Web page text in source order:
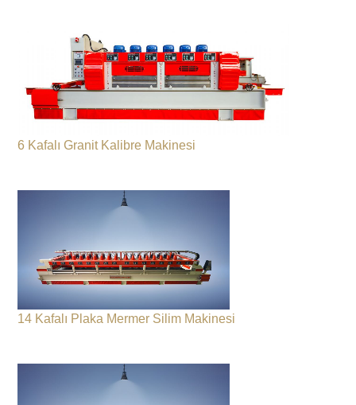
6 Kafalı Granit Kalibre Makinesi
14 Kafalı Plaka Mermer Silim Makinesi